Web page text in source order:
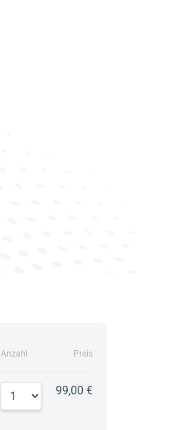
Anzahl Preis
99,00 €